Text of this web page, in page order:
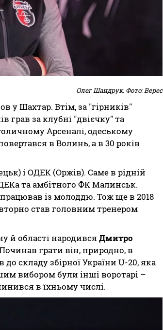
Олег Шандрук. Фото: Верес
у Шахтар. Втім, за "гірників"
грав за клубні "двієчку" та
Арсеналі, одеському
в Волинь, а в 30 років
і ОДЕК (Оржів). Саме в рідній
та амбітного ФК Малинськ.
із молоддю. Тож ще в 2018
став головним тренером
й області народився Дмитро
грати він, природно, в
складу збірної України U-20, яка
вибором були інші воротарі –
в їхньому числі.